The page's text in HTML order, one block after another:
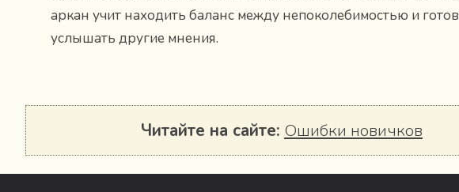
аркан учит находить баланс между непоколебимостью и
услышать другие мнения.
Читайте на сайте: Ошибки новичков